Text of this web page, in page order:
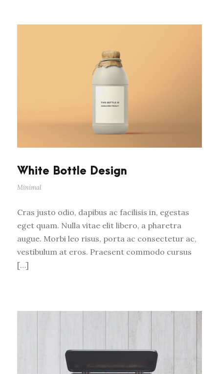
White Bottle Design
Minimal
Cras justo odio, dapibus ac facilisis in, egestas
eget quam. Nulla vitae elit libero, a pharetra
augue. Morbi leo risus, porta ac consectetur ac,
vestibulum at eros. Praesent commodo cursus
[…]